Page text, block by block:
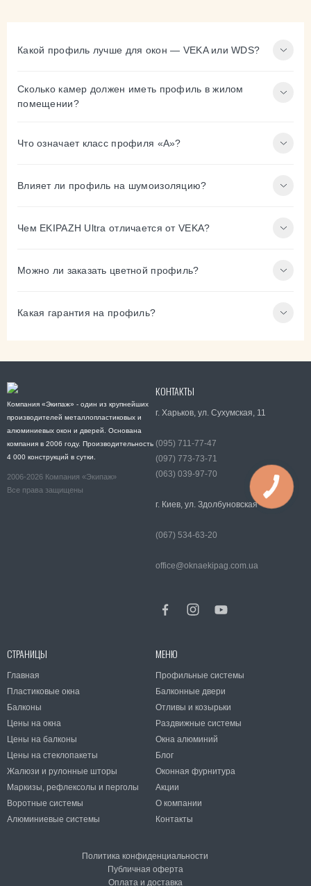
Какой профиль лучше для окон — VEKA или WDS?
Сколько камер должен иметь профиль в жилом
помещении?
Что означает класс профиля «А»?
Влияет ли профиль на шумоизоляцию?
Чем EKIPAZH Ultra отличается от VEKA?
Можно ли заказать цветной профиль?
Какая гарантия на профиль?
Компания «Экипаж» - один из крупнейших
производителей металлопластиковых и
алюминиевых окон и дверей. Основана
компания в 2006 году. Производительность
4 000 конструкций в сутки.
2006-2026 Компания «Экипаж»
Все права защищены
СТРАНИЦЫ
Главная
Пластиковые окна
Балконы
Цены на окна
Цены на балконы
Цены на стеклопакеты
Жалюзи и рулонные шторы
Маркизы, рефлексолы и перголы
Воротные системы
Алюминиевые системы
МЕНЮ
Профильные системы
Балконные двери
Отливы и козырьки
Раздвижные системы
Окна алюминий
Блог
Оконная фурнитура
Акции
О компании
Контакты
КОНТАКТЫ
г. Харьков, ул. Сухумская, 11
(095) 711-77-47
(097) 773-73-71
(063) 039-97-70
г. Киев, ул. Здолбуновская
(067) 534-63-20
office@oknaekipag.com.ua
Политика конфиденциальности
Публичная оферта
Оплата и доставка